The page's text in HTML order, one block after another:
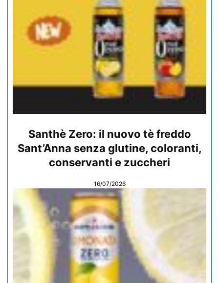
Santhè Zero: il nuovo tè freddo
Sant’Anna senza glutine, coloranti,
conservanti e zuccheri
16/07/2026